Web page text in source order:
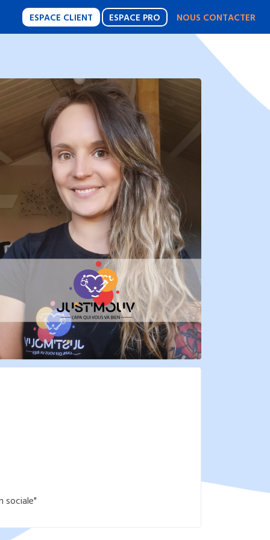
ESPACE CLIENT ESPACE PRO NOUS CONTACTER
sociale"